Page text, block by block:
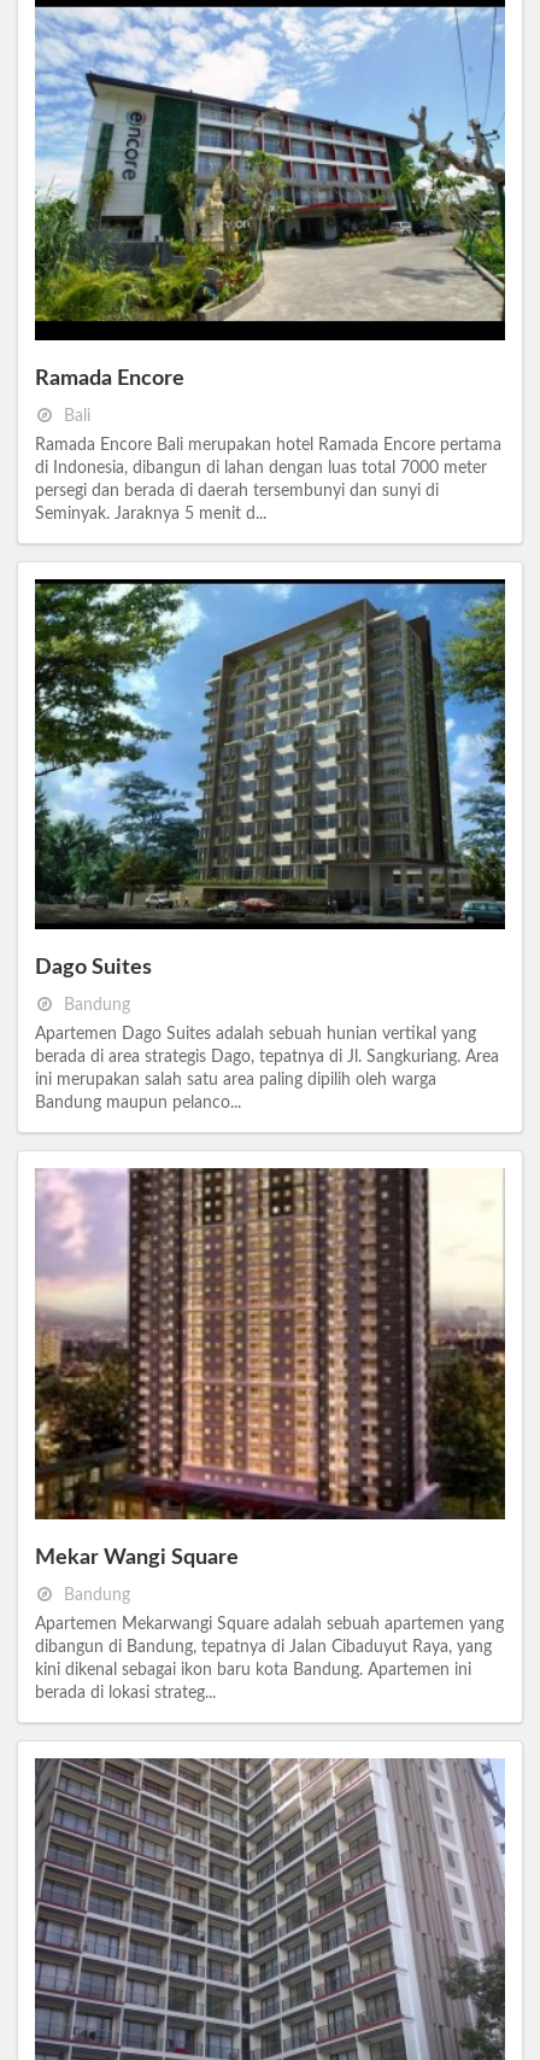
Ramada Encore
Bali
Ramada Encore Bali merupakan hotel Ramada Encore pertama
di Indonesia, dibangun di lahan dengan luas total 7000 meter
persegi dan berada di daerah tersembunyi dan sunyi di
Seminyak. Jaraknya 5 menit d...
Dago Suites
Bandung
Apartemen Dago Suites adalah sebuah hunian vertikal yang
berada di area strategis Dago, tepatnya di Jl. Sangkuriang. Area
ini merupakan salah satu area paling dipilih oleh warga
Bandung maupun pelanco...
Mekar Wangi Square
Bandung
Apartemen Mekarwangi Square adalah sebuah apartemen yang
dibangun di Bandung, tepatnya di Jalan Cibaduyut Raya, yang
kini dikenal sebagai ikon baru kota Bandung. Apartemen ini
berada di lokasi strateg...